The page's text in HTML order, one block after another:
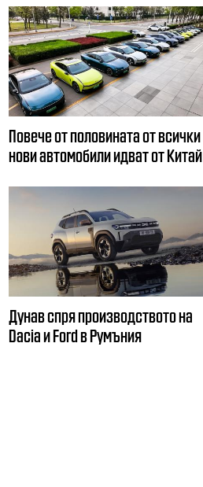
Повече от половината от всички
нови автомобили идват от Китай
Дунав спря производството на
Dacia и Ford в Румъния